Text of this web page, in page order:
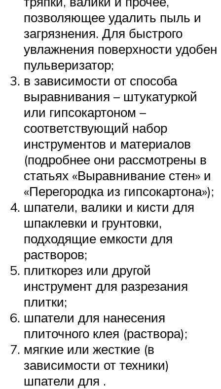
позволяющее удалить пыль и
загрязнения. Для быстрого
увлажнения поверхности удобен
пульверизатор;
в зависимости от способа
выравнивания – штукатуркой
или гипсокартоном –
соответствующий набор
инструментов и материалов
(подробнее они рассмотрены в
статьях «Выравнивание стен» и
«Перегородка из гипсокартона»);
шпатели, валики и кисти для
шпаклевки и грунтовки,
подходящие емкости для
растворов;
плиткорез или другой
инструмент для разрезания
плитки;
шпатели для нанесения
плиточного клея (раствора);
мягкие или жесткие (в
зависимости от техники)
шпатели для .